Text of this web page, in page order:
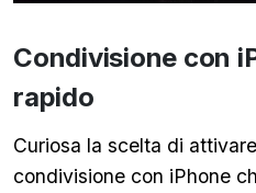
Condivisione con
rapido
Curiosa la scelta di
condivisione con iPhone